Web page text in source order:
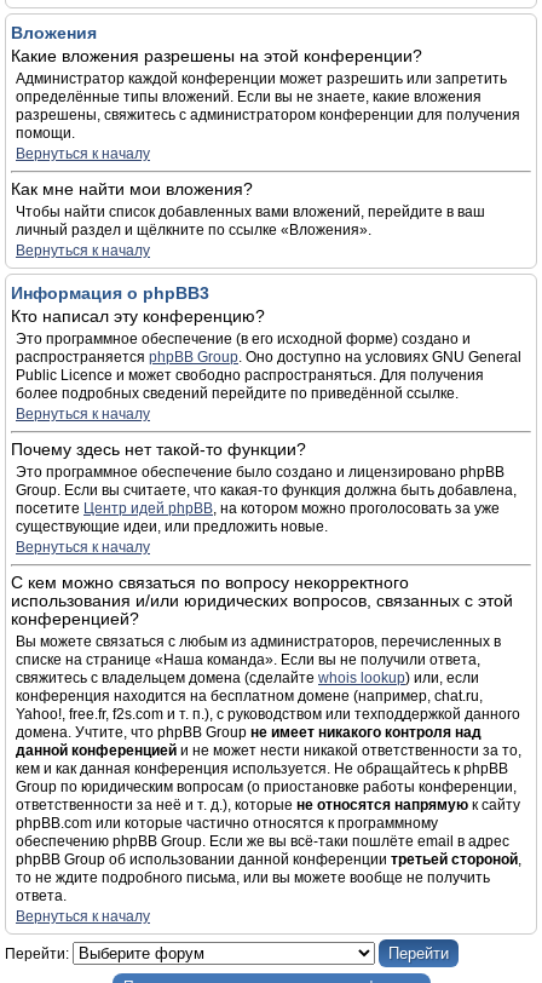
Вложения
Какие вложения разрешены на этой конференции?
Администратор каждой конференции может разрешить или запретить
определённые типы вложений. Если вы не знаете, какие вложения
разрешены, свяжитесь с администратором конференции для получения
помощи.
Вернуться к началу
Как мне найти мои вложения?
Чтобы найти список добавленных вами вложений, перейдите в ваш
личный раздел и щёлкните по ссылке «Вложения».
Вернуться к началу
Информация о phpBB3
Кто написал эту конференцию?
Это программное обеспечение (в его исходной форме) создано и
распространяется phpBB Group. Оно доступно на условиях GNU General
Public Licence и может свободно распространяться. Для получения
более подробных сведений перейдите по приведённой ссылке.
Вернуться к началу
Почему здесь нет такой-то функции?
Это программное обеспечение было создано и лицензировано phpBB
Group. Если вы считаете, что какая-то функция должна быть добавлена,
посетите Центр идей phpBB, на котором можно проголосовать за уже
существующие идеи, или предложить новые.
Вернуться к началу
С кем можно связаться по вопросу некорректного
использования и/или юридических вопросов, связанных с этой
конференцией?
Вы можете связаться с любым из администраторов, перечисленных в
списке на странице «Наша команда». Если вы не получили ответа,
свяжитесь с владельцем домена (сделайте whois lookup) или, если
конференция находится на бесплатном домене (например, chat.ru,
Yahoo!, free.fr, f2s.com и т. п.), с руководством или техподдержкой данного
домена. Учтите, что phpBB Group не имеет никакого контроля над
данной конференцией и не может нести никакой ответственности за то,
кем и как данная конференция используется. Не обращайтесь к phpBB
Group по юридическим вопросам (о приостановке работы конференции,
ответственности за неё и т. д.), которые не относятся напрямую к сайту
phpBB.com или которые частично относятся к программному
обеспечению phpBB Group. Если же вы всё-таки пошлёте email в адрес
phpBB Group об использовании данной конференции третьей стороной,
то не ждите подробного письма, или вы можете вообще не получить
ответа.
Вернуться к началу
Перейти: